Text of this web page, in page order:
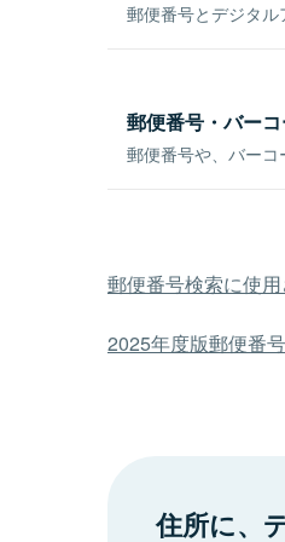
郵便番号とデジタル
郵便番号・バー
郵便番号や、バーコ
郵便番号検索に使
2025年度版郵便番
住所に、